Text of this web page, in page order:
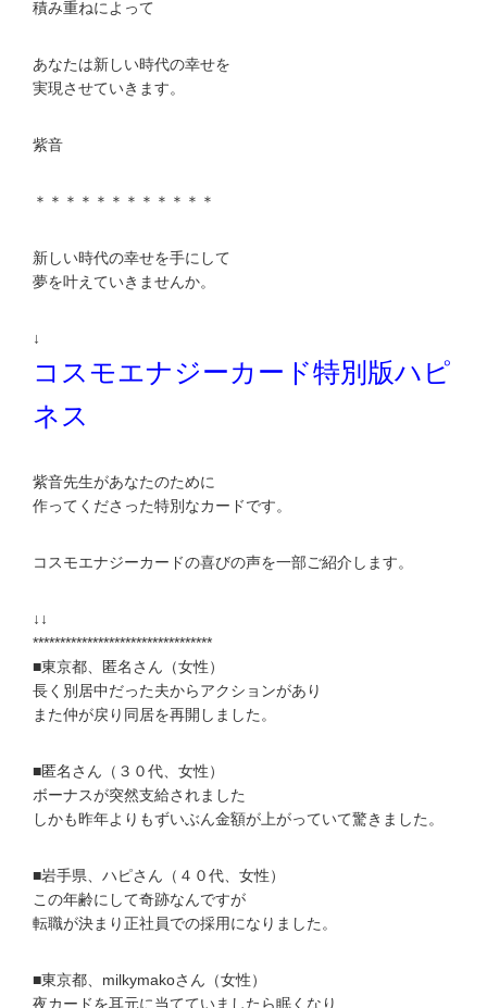
積み重ねによって
あなたは新しい時代の幸せを
実現させていきます。
紫音
＊＊＊＊＊＊＊＊＊＊＊＊
新しい時代の幸せを手にして
夢を叶えていきませんか。
↓
コスモエナジーカード特別版ハピ
ネス
紫音先生があなたのために
作ってくださった特別なカードです。
コスモエナジーカードの喜びの声を一部ご紹介します。
↓↓
*********************************
■東京都、匿名さん（女性）
長く別居中だった夫からアクションがあり
また仲が戻り同居を再開しました。
■匿名さん（３０代、女性）
ボーナスが突然支給されました
しかも昨年よりもずいぶん金額が上がっていて驚きました。
■岩手県、ハピさん（４０代、女性）
この年齢にして奇跡なんですが
転職が決まり正社員での採用になりました。
■東京都、milkymakoさん（女性）
夜カードを耳元に当てていましたら眠くなり